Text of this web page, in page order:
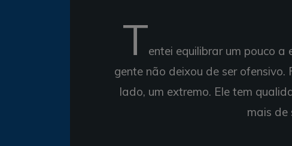
Tentei equilibrar um pouco a
gente não deixou de ser
lado, um extremo. Ele tem
mais de